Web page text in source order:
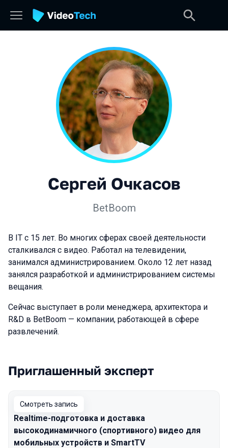
Сергей Очкасов
BetBoom
В IT с 15 лет. Во многих сферах своей деятельности
сталкивался с видео. Работал на телевидении,
занимался администрированием. Около 12 лет назад
занялся разработкой и администрированием системы
вещания.
Сейчас выступает в роли менеджера, архитектора и
R&D в BetBoom — компании, работающей в сфере
развлечений.
Выступления в сезоне 2025
Приглашенный эксперт
Смотреть запись
Realtime-подготовка и доставка
высокодинамичного (спортивного) видео для
мобильных устройств и SmartTV